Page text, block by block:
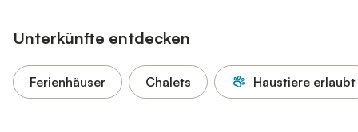
Unterkünfte entdecken
Ferienhäuser Chalets Haustiere erlaubt